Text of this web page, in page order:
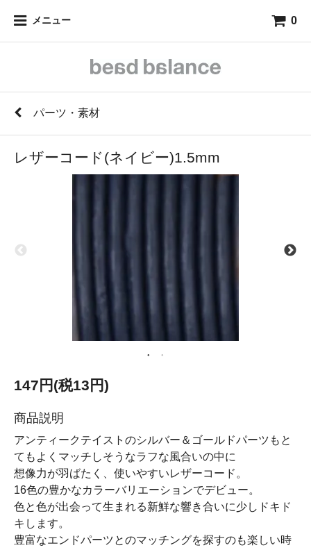
メニュー 0
パーツ・素材
レザーコード(ネイビー)1.5mm
147円(税13円)
商品説明
アンティークテイストのシルバー＆ゴールドパーツもと
てもよくマッチしそうなラフな風合いの中に
想像力が羽ばたく、使いやすいレザーコード。
16色の豊かなカラーバリエーションでデビュー。
色と色が出会って生まれる新鮮な響き合いに少しドキド
キします。
豊富なエンドパーツとのマッチングを探すのも楽しい時